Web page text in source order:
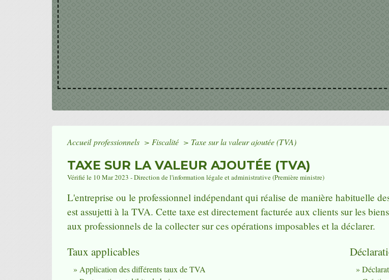
Accueil professionnels > Fiscalité > Taxe sur la valeur ajoutée (TVA)
TAXE SUR LA VALEUR AJOUTÉE (TVA)
Vérifié le 10 Mar 2023 - Direction de l'information légale et administrative (Première ministre)
L'entreprise ou le professionnel indépendant qui réalise de manière habituelle
est assujetti à la TVA. Cette taxe est directement facturée aux clients sur les
aux professionnels de la collecter sur ces opérations imposables et la déclarer.
Taux applicables
Application des différents taux de TVA